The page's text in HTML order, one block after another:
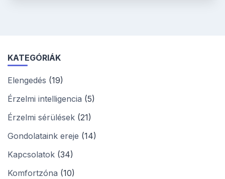
KATEGÓRIÁK
Elengedés (19)
Érzelmi intelligencia (5)
Érzelmi sérülések (21)
Gondolataink ereje (14)
Kapcsolatok (34)
Komfortzóna (10)